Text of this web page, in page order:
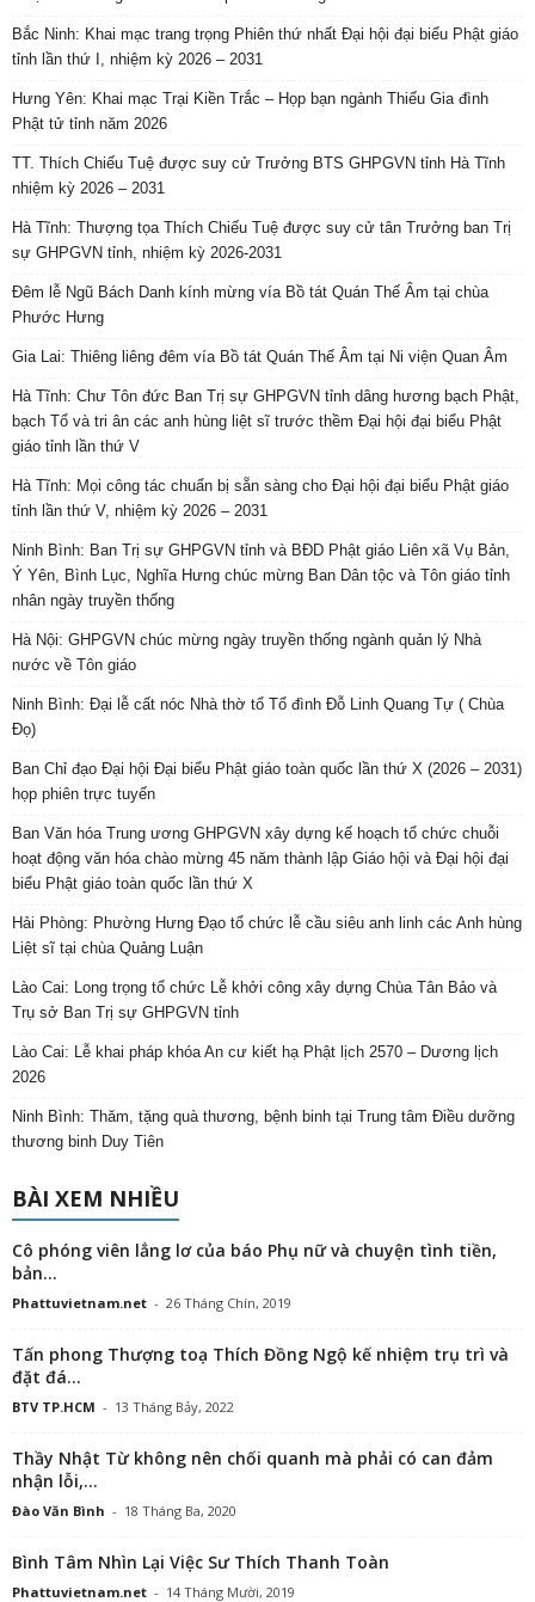
Bắc Ninh: Khai mạc trang trọng Phiên thứ nhất Đại hội đại biểu Phật giáo
tỉnh lần thứ I, nhiệm kỳ 2026 – 2031
Hưng Yên: Khai mạc Trại Kiền Trắc – Họp bạn ngành Thiếu Gia đình
Phật tử tỉnh năm 2026
TT. Thích Chiếu Tuệ được suy cử Trưởng BTS GHPGVN tỉnh Hà Tĩnh
nhiệm kỳ 2026 – 2031
Hà Tĩnh: Thượng tọa Thích Chiếu Tuệ được suy cử tân Trưởng ban Trị
sự GHPGVN tỉnh, nhiệm kỳ 2026-2031
Đêm lễ Ngũ Bách Danh kính mừng vía Bồ tát Quán Thế Âm tại chùa
Phước Hưng
Gia Lai: Thiêng liêng đêm vía Bồ tát Quán Thế Âm tại Ni viện Quan Âm
Hà Tĩnh: Chư Tôn đức Ban Trị sự GHPGVN tỉnh dâng hương bạch Phật,
bạch Tổ và tri ân các anh hùng liệt sĩ trước thềm Đại hội đại biểu Phật
giáo tỉnh lần thứ V
Hà Tĩnh: Mọi công tác chuẩn bị sẵn sàng cho Đại hội đại biểu Phật giáo
tỉnh lần thứ V, nhiệm kỳ 2026 – 2031
Ninh Bình: Ban Trị sự GHPGVN tỉnh và BĐD Phật giáo Liên xã Vụ Bản,
Ý Yên, Bình Lục, Nghĩa Hưng chúc mừng Ban Dân tộc và Tôn giáo tỉnh
nhân ngày truyền thống
Hà Nội: GHPGVN chúc mừng ngày truyền thống ngành quản lý Nhà
nước về Tôn giáo
Ninh Bình: Đại lễ cất nóc Nhà thờ tổ Tổ đình Đỗ Linh Quang Tự ( Chùa
Đọ)
Ban Chỉ đạo Đại hội Đại biểu Phật giáo toàn quốc lần thứ X (2026 – 2031)
họp phiên trực tuyến
Ban Văn hóa Trung ương GHPGVN xây dựng kế hoạch tổ chức chuỗi
hoạt động văn hóa chào mừng 45 năm thành lập Giáo hội và Đại hội đại
biểu Phật giáo toàn quốc lần thứ X
Hải Phòng: Phường Hưng Đạo tổ chức lễ cầu siêu anh linh các Anh hùng
Liệt sĩ tại chùa Quảng Luận
Lào Cai: Long trọng tổ chức Lễ khởi công xây dựng Chùa Tân Bảo và
Trụ sở Ban Trị sự GHPGVN tỉnh
Lào Cai: Lễ khai pháp khóa An cư kiết hạ Phật lịch 2570 – Dương lịch
2026
Ninh Bình: Thăm, tặng quà thương, bệnh binh tại Trung tâm Điều dưỡng
thương binh Duy Tiên
BÀI XEM NHIỀU
Cô phóng viên lẳng lơ của báo Phụ nữ và chuyện tình tiền,
bản...
Phattuvietnam.net - 26 Tháng Chín, 2019
Tấn phong Thượng toạ Thích Đồng Ngộ kế nhiệm trụ trì và
đặt đá...
BTV TP.HCM - 13 Tháng Bảy, 2022
Thầy Nhật Từ không nên chối quanh mà phải có can đảm
nhận lỗi,...
Đào Văn Bình - 18 Tháng Ba, 2020
Bình Tâm Nhìn Lại Việc Sư Thích Thanh Toàn
Phattuvietnam.net - 14 Tháng Mười, 2019